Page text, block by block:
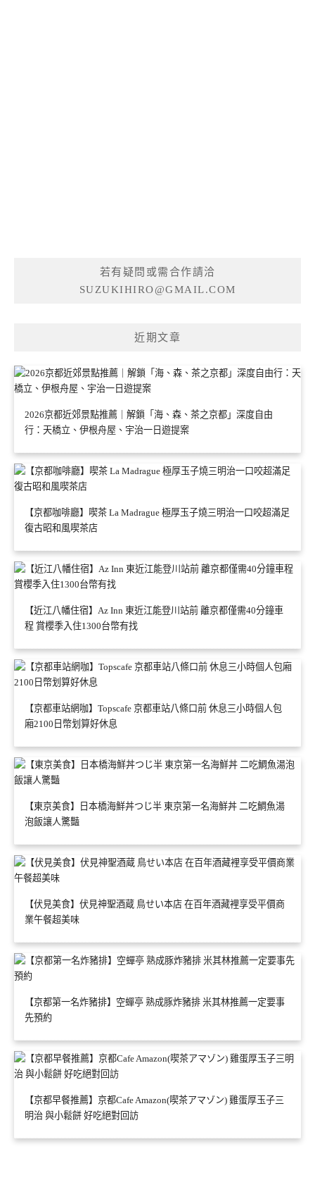
若有疑問或需合作請洽
SUZUKIHIRO@GMAIL.COM
近期文章
2026京都近郊景點推薦｜解鎖「海、森、茶之京都」深度自由
行：天橋立、伊根舟屋、宇治一日遊提案
【京都咖啡廳】喫茶 La Madrague 極厚玉子燒三明治一口咬超滿足
復古昭和風喫茶店
【近江八幡住宿】Az Inn 東近江能登川站前 離京都僅需40分鐘車
程 賞櫻季入住1300台幣有找
【京都車站網咖】Topscafe 京都車站八條口前 休息三小時個人包
廂2100日幣划算好休息
【東京美食】日本橋海鮮丼つじ半 東京第一名海鮮丼 二吃鯛魚湯
泡飯讓人驚豔
【伏見美食】伏見神聖酒蔵 鳥せい本店 在百年酒藏裡享受平價商
業午餐超美味
【京都第一名炸豬排】空蟬亭 熟成豚炸豬排 米其林推薦一定要事
先預約
【京都早餐推薦】京都Cafe Amazon(喫茶アマゾン) 雞蛋厚玉子三
明治 與小鬆餅 好吃絕對回訪